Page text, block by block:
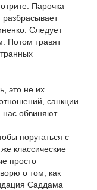
Парочка
разбрасывает
Следует
Потом травят
это не их
санкции.
обвиняют.
поругаться с
классические
просто
о том, как
Саддама